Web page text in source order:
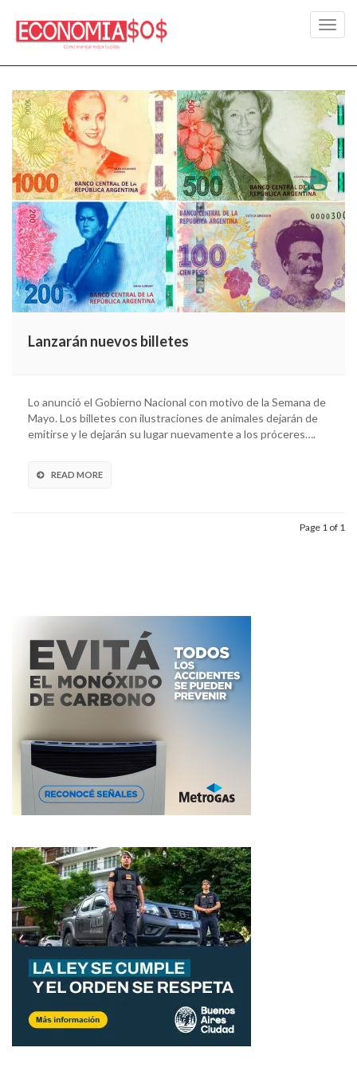
Lanzarán nuevos billetes
Lo anunció el Gobierno Nacional con motivo de la Semana de
Mayo. Los billetes con ilustraciones de animales dejarán de
emitirse y le dejarán su lugar nuevamente a los próceres….
READ MORE
Page 1 of 1